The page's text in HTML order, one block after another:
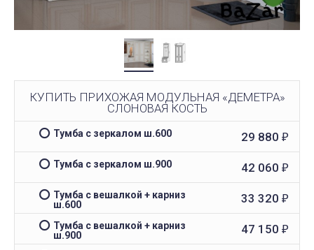
КУПИТЬ ПРИХОЖАЯ МОДУЛЬНАЯ «ДЕМЕТРА»
СЛОНОВАЯ КОСТЬ
Тумба с зеркалом ш.600 29 880 ₽
Тумба с зеркалом ш.900 42 060 ₽
Тумба с вешалкой + карниз
ш.600
33 320 ₽
Тумба с вешалкой + карниз
ш.900
47 150 ₽